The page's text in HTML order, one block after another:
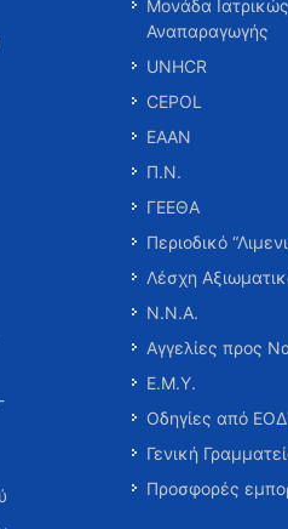
Μονάδα
Αναπαραγωγής
UNHCR
CEPOL
ΕΑΑΝ
Π.Ν.
ΓΕΕΘΑ
Περιοδικό
Λέσχη
Ν.Ν.Α.
Αγγελίες προς
Ε.Μ.Υ.
Οδηγίες από
Γενική
Προσφορές